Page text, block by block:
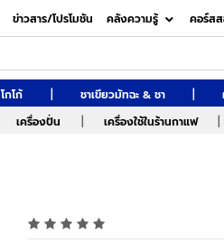
ข่าวสาร/โปรโมชัน คลังความรู้ คอร์ส
โกโก้ | ชาเขียวมัทฉะ & ชา |
เครื่องปั่น | เครื่องใช้ในร้านกาแฟ |